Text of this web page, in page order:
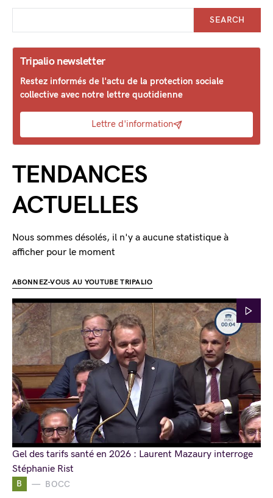
B BOCC
SEARCH
Tripalio newsletter
Restez informés de l'actu de la protection sociale
collective avec notre lettre quotidienne
Lettre d'information
TENDANCES
ACTUELLES
Nous sommes désolés, il n'y a aucune statistique à
afficher pour le moment
ABONNEZ-VOUS AU YOUTUBE TRIPALIO
Gel des tarifs santé en 2026 : Laurent Mazaury interroge
Stéphanie Rist